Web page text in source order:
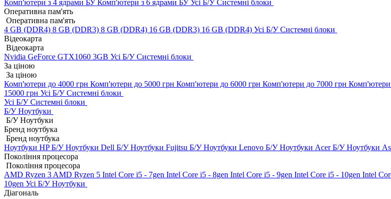
Комп'ютери з 4 ядрами БУКомп'ютери з 6 ядрами БУУсі Б/У Системні блоки
Оперативна пам'ять
Оперативна пам'ять
4 GB (DDR4) 8 GB (DDR3) 8 GB (DDR4) 16 GB (DDR3) 16 GB (DDR4) Усі Б/У Системні блоки
Відеокарта
Відеокарта
Nvidia GeForce GTX1060 3GB Усі Б/У Системні блоки
За ціною
За ціною
Комп'ютери до 4000 грн Комп'ютери до 5000 грн Комп'ютери до 6000 грн Комп'ютери до 7000 грн Комп'ютери
15000 грн Усі Б/У Системні блоки
Усі Б/У Системні блоки
Б/У Ноутбуки
Б/У Ноутбуки
Бренд ноутбука
Бренд ноутбука
Ноутбуки HP Б/УНоутбуки Dell Б/УНоутбуки Fujitsu Б/УНоутбуки Lenovo Б/УНоутбуки Acer Б/УНоутбуки
Покоління процесора
Покоління процесора
AMD Ryzen 3 AMD Ryzen 5 Intel Core i5 - 7gen Intel Core i5 - 8gen Intel Core i5 - 9gen Intel Core i5 - 10gen Intel
10gen Усі Б/У Ноутбуки
Діагональ